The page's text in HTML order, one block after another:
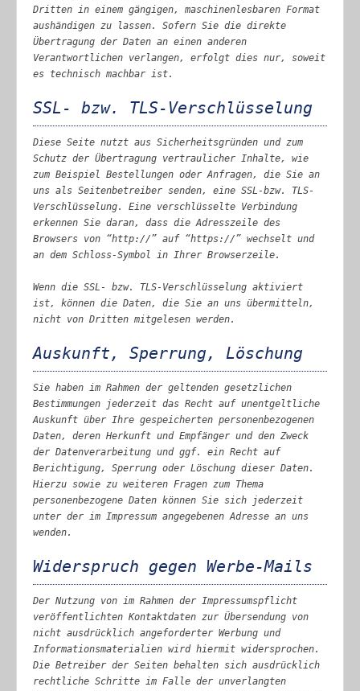
Dritten in einem gängigen, maschinenlesbaren Format
aushändigen zu lassen. Sofern Sie die direkte
Übertragung der Daten an einen anderen
Verantwortlichen verlangen, erfolgt dies nur, soweit
es technisch machbar ist.
SSL- bzw. TLS-Verschlüsselung
Diese Seite nutzt aus Sicherheitsgründen und zum
Schutz der Übertragung vertraulicher Inhalte, wie
zum Beispiel Bestellungen oder Anfragen, die Sie an
uns als Seitenbetreiber senden, eine SSL-bzw. TLS-
Verschlüsselung. Eine verschlüsselte Verbindung
erkennen Sie daran, dass die Adresszeile des
Browsers von “http://” auf “https://” wechselt und
an dem Schloss-Symbol in Ihrer Browserzeile.
Wenn die SSL- bzw. TLS-Verschlüsselung aktiviert
ist, können die Daten, die Sie an uns übermitteln,
nicht von Dritten mitgelesen werden.
Auskunft, Sperrung, Löschung
Sie haben im Rahmen der geltenden gesetzlichen
Bestimmungen jederzeit das Recht auf unentgeltliche
Auskunft über Ihre gespeicherten personenbezogenen
Daten, deren Herkunft und Empfänger und den Zweck
der Datenverarbeitung und ggf. ein Recht auf
Berichtigung, Sperrung oder Löschung dieser Daten.
Hierzu sowie zu weiteren Fragen zum Thema
personenbezogene Daten können Sie sich jederzeit
unter der im Impressum angegebenen Adresse an uns
wenden.
Widerspruch gegen Werbe-Mails
Der Nutzung von im Rahmen der Impressumspflicht
veröffentlichten Kontaktdaten zur Übersendung von
nicht ausdrücklich angeforderter Werbung und
Informationsmaterialien wird hiermit widersprochen.
Die Betreiber der Seiten behalten sich ausdrücklich
rechtliche Schritte im Falle der unverlangten